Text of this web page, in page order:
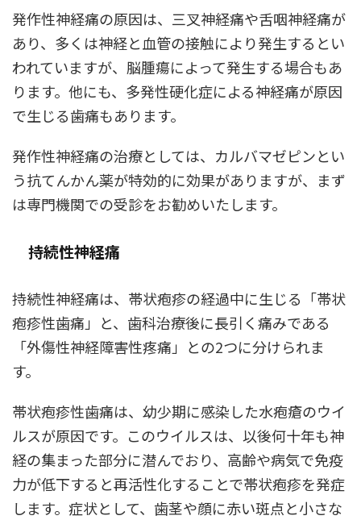
発作性神経痛の原因は、三叉神経痛や舌咽神経痛が
あり、多くは神経と血管の接触により発生するとい
われていますが、脳腫瘍によって発生する場合もあ
ります。他にも、多発性硬化症による神経痛が原因
で生じる歯痛もあります。
発作性神経痛の治療としては、カルバマゼピンとい
う抗てんかん薬が特効的に効果がありますが、まず
は専門機関での受診をお勧めいたします。
持続性神経痛
持続性神経痛は、帯状疱疹の経過中に生じる「帯状
疱疹性歯痛」と、歯科治療後に長引く痛みである
「外傷性神経障害性疼痛」との2つに分けられま
す。
帯状疱疹性歯痛は、幼少期に感染した水疱瘡のウイ
ルスが原因です。このウイルスは、以後何十年も神
経の集まった部分に潜んでおり、高齢や病気で免疫
力が低下すると再活性化することで帯状疱疹を発症
します。症状として、歯茎や顔に赤い斑点と小さな